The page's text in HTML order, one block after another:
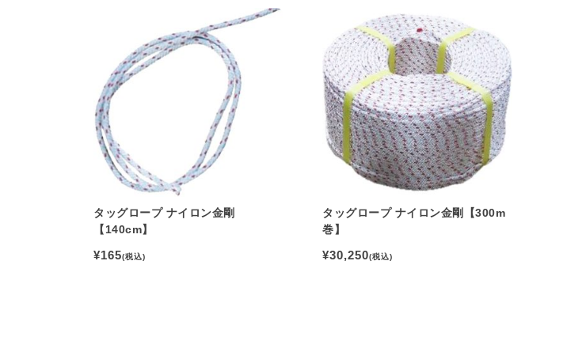
タッグロープ ナイロン金剛
【140cm】
¥165(税込)
タッグロープ ナイロン金剛【300m
巻】
¥30,250(税込)